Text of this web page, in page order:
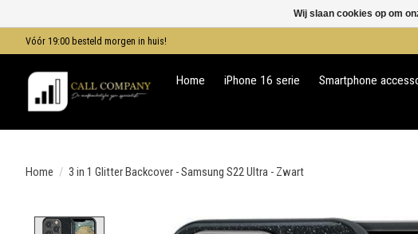
Vóór 19:00 besteld morgen in huis!
Home iPhone 16 serie Smartphone
Home / 3 in 1 Glitter Backcover - Samsung S22 Ultra - Zwart
Product image slideshow Items
Wij slaan cookies op om